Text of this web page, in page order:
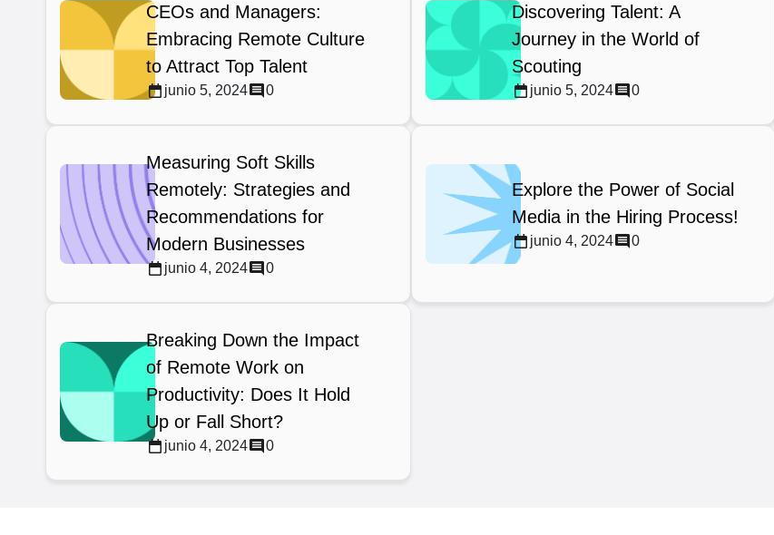
CEOs and Managers:
Embracing Remote Culture
to Attract Top Talent
junio 5, 2024 0
Discovering Talent: A
Journey in the World of
Scouting
junio 5, 2024 0
Measuring Soft Skills
Remotely: Strategies and
Recommendations for
Modern Businesses
junio 4, 2024 0
Explore the Power of Social
Media in the Hiring Process!
junio 4, 2024 0
Breaking Down the Impact
of Remote Work on
Productivity: Does It Hold
Up or Fall Short?
junio 4, 2024 0